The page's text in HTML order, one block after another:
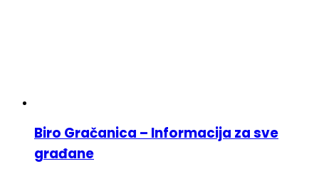
Biro Gračanica – Informacija za sve
građane